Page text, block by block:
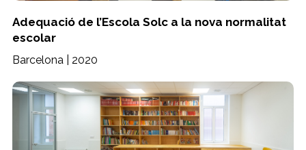
Adequació de l’Escola Solc a la nova normalitat
escolar
Barcelona | 2020